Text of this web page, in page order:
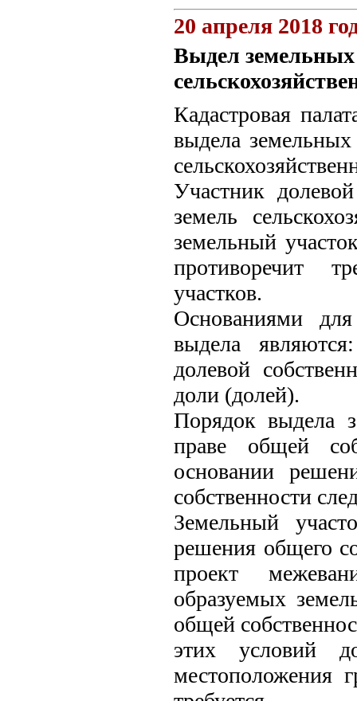
20 апреля 2018
Выдел земельных
Кадастровая
выдела
Участник
земель
земельный
противоречит
участков.
Основаниями
выдела
долевой
доли (долей).
Порядок выдела
праве общей
основании
собственности
Земельный
решения общего
проект
образуемых
общей
этих условий
местоположения